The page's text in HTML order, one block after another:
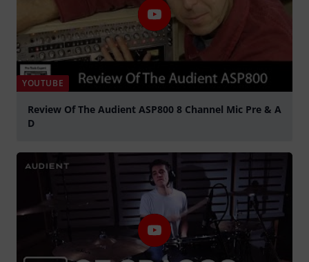
YOUTUBE
Review Of The Audient ASP800 8 Channel Mic Pre & A
D